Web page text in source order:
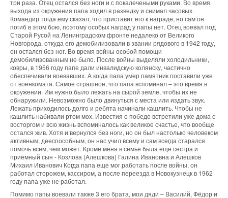
три раза. Отец остался без ноги и с покалечеными руками. Во время
выхода из окружения папа ходил в разведку и снимал часовых.
Командир тогда ему сказал, что приставит его к награде, но сам он
погиб в этом бою, поэтому особых наград у папы нет. Отец воевал под
Старой Русой на Ленинградском фронте недалеко от Великого
Новгорода, откуда его демобилизовали в звании рядового в 1942 году,
он остался без ног. Во время войны особой помощи
демобилизованным не было. После войны выделяли холодильники,
ковры, в 1956 году папе дали инвалидскую колянску, частично
обеспечивали воевавших. А когда папа умер памятник поставили уже
от военкомата. Самое страшное, что папа вспоминал – это время в
окружении. Им нужно было лежать на сырой земле, чтобы их не
обнаружили. Невозможно было двинуться с места или издать звук.
Лежать приходилось долго и ребята начинали кашлить. Чтобы не
кашлить набивали ртом мох. Известия о победе встретили уже дома с
восторгом и всю жизнь вспоминалось как великое счастье, что вообще
остался жив. Хотя и вернулся без ноги, но он был настолько человеком
активным, дееспособным, он нас учил всему и сам всегда старался
помочь всем, чем может. Кроме меня в семье была еще сестра и
приёмный сын - Козлова (Алешкова) Галина Ивановна и Алешков
Михаил Иванович Когда папа еще мог работать после войны, он
работал сторожем, кассиром, а после переезда в Новокузнецк в 1962
году папа уже не работал.
Помимо папы воевали также 3 его брата, мои дяди – Василий, Фёдор и